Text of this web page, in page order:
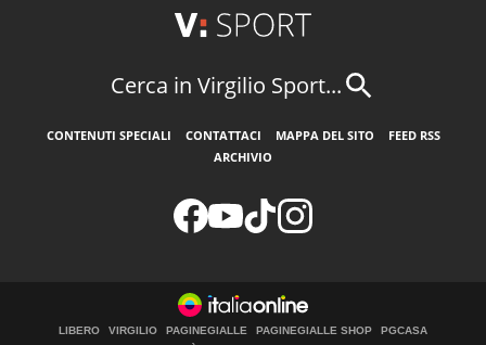
Cerca in Virgilio Sport...
CONTENUTI SPECIALI CONTATTACI MAPPA DEL SITO
FEED RSS
ARCHIVIO
LIBERO VIRGILIO PAGINEGIALLE PAGINEGIALLE SHOP
PGCASA